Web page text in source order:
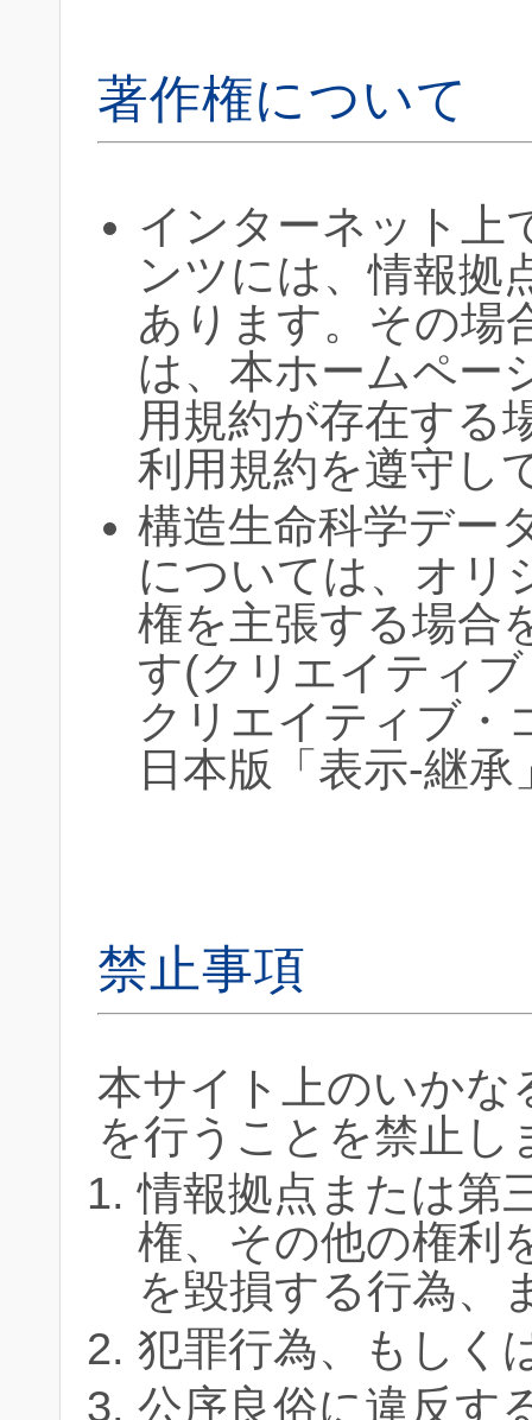
著作権について
インターネット上
ンツには、情報拠
あります。その場
は、本ホームペー
用規約が存在する
利用規約を遵守し
構造生命科学デー
については、オリ
権を主張する場合
す(クリエイティ
クリエイティブ・
日本版「表示-継
禁止事項
本サイト上のいかな
を行うことを禁止し
情報拠点または第
権、その他の権利
を毀損する行為、
犯罪行為、もしく
公序良俗に違反す